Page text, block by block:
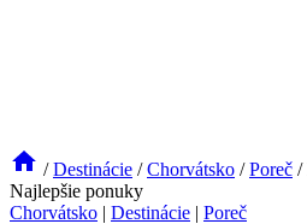
/ Destinácie / Chorvátsko / Poreč /
Najlepšie ponuky
Chorvátsko | Destinácie | Poreč